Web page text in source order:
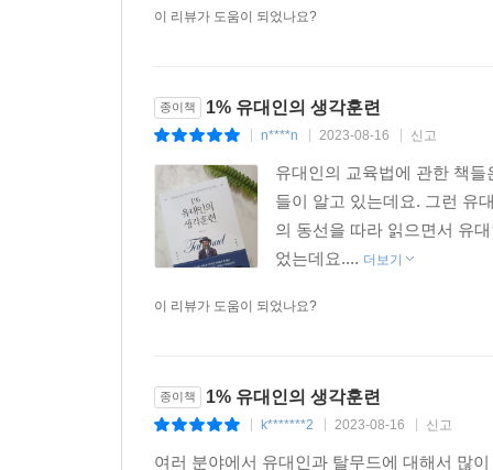
이 리뷰가 도움이 되었나요?
종이책 1% 유대인의 생각훈련
n****n 2023-08-16 신고
유대인의 교육법에 관한 책
들이 알고 있는데요. 그런 유
의 동선을 따라 읽으면서 유
었는데요.... 더보기
이 리뷰가 도움이 되었나요?
종이책 1% 유대인의 생각훈련
k*******2 2023-08-16 신고
여러 분야에서 유대인과 탈무드에 대해서 많